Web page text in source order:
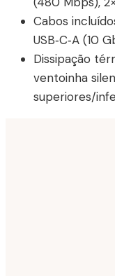
Cabos
USB‑C‑A (10
Dissipação
ventoinha
superiores/